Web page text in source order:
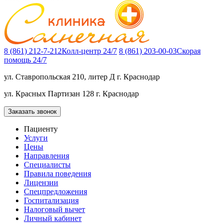
8 (861) 212-7-212Колл-центр 24/7 8 (861) 203-00-03Скорая
помощь 24/7
ул. Ставропольская 210, литер Д г. Краснодар
ул. Красных Партизан 128 г. Краснодар
Заказать звонок
Пациенту
Услуги
Цены
Направления
Специалисты
Правила поведения
Лицензии
Спецпредложения
Госпитализация
Налоговый вычет
Личный кабинет